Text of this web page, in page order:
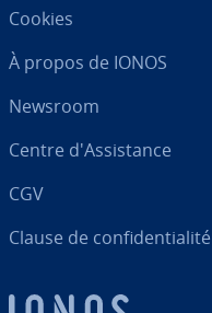
Cookies
À propos de IONOS
Newsroom
Centre d'As­sis­tance
CGV
Clause de con­fi­den­tia­lité